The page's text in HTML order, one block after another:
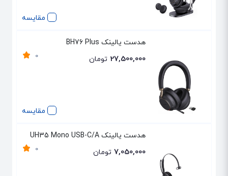
مقایسه
مقایسه
هدست یالینک BH76 Plus
0 27,500,000 تومان
هدست یالینک UH35 Mono USB-C/A
0 7,050,000 تومان